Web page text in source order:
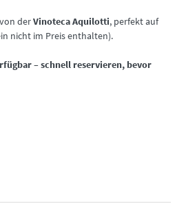
von derVinoteca Aquilotti, perfekt auf
nicht im Preis enthalten).
– schnell reservieren, bevor